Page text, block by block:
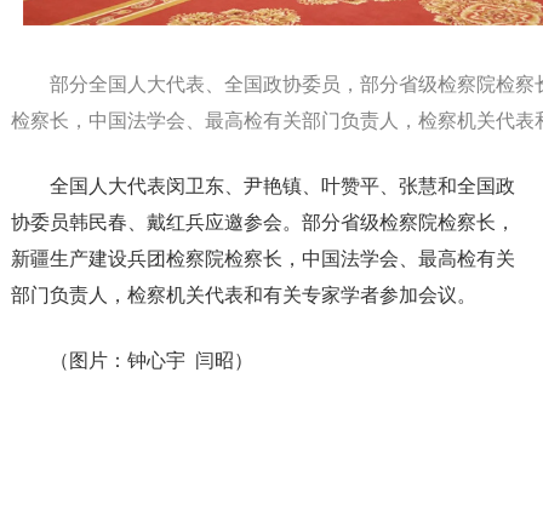
部分全国人大代表、全国政协委员，部分省级检察院检
检察长，中国法学会、最高检有关部门负责人，检察机关代
全国人大代表闵卫东、尹艳镇、叶赞平、张慧和全国政
协委员韩民春、戴红兵应邀参会。部分省级检察院检察长，
新疆生产建设兵团检察院检察长，中国法学会、最高检有关
部门负责人，检察机关代表和有关专家学者参加会议。
（图片：钟心宇 闫昭）